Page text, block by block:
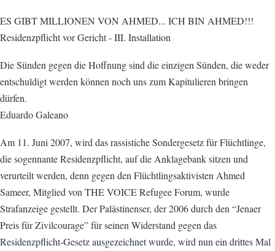
ES GIBT MILLIONEN VON AHMED... ICH BIN AHMED!!!
Residenzpflicht vor Gericht - III. Installation
Die Sünden gegen die Hoffnung sind die einzigen Sünden, die weder
entschuldigt werden können noch uns zum Kapitulieren bringen
dürfen.
Eduardo Galeano
Am 11. Juni 2007, wird das rassistiche Sondergesetz für Flüchtlinge,
die sogennante Residenzpflicht, auf die Anklagebank sitzen und
verurteilt werden, denn gegen den Flüchtlingsaktivisten Ahmed
Sameer, Mitglied von THE VOICE Refugee Forum, wurde
Strafanzeige gestellt. Der Palästinenser, der 2006 durch den “Jenaer
Preis für Zivilcourage” für seinen Widerstand gegen das
Residenzpflicht-Gesetz ausgezeichnet wurde, wird nun ein drittes Mal